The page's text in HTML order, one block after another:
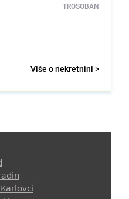
TROSOBAN
Više o nekretnini >